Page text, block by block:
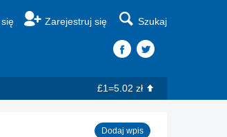
Zarejestruj się Szukaj
£1=5.02 zł
Dodaj wpis